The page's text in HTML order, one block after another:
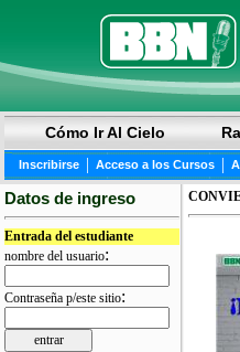
Cómo Ir Al Cielo
Inscribirse | Acceso a los Cursos |
Datos de ingreso
Entrada del estudiante
nombre del usuario:
Contraseña p/este sitio: